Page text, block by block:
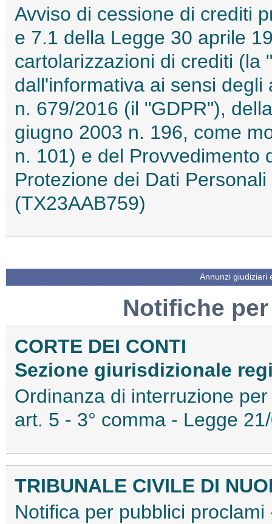
Avviso di cessione di crediti
e 7.1 della Legge 30 aprile
cartolarizzazioni di crediti (la
dall'informativa ai sensi
n. 679/2016 (il "GDPR"),
giugno 2003 n. 196, come
n. 101) e del Provvedimento
Protezione dei Dati
(TX23AAB759)
Annunzi giudiziari
Notifiche
CORTE DEI CONTI
Sezione giurisdizionale
Ordinanza di interruzione
art. 5 - 3° comma - Legge
TRIBUNALE CIVILE DI
Notifica per pubblici